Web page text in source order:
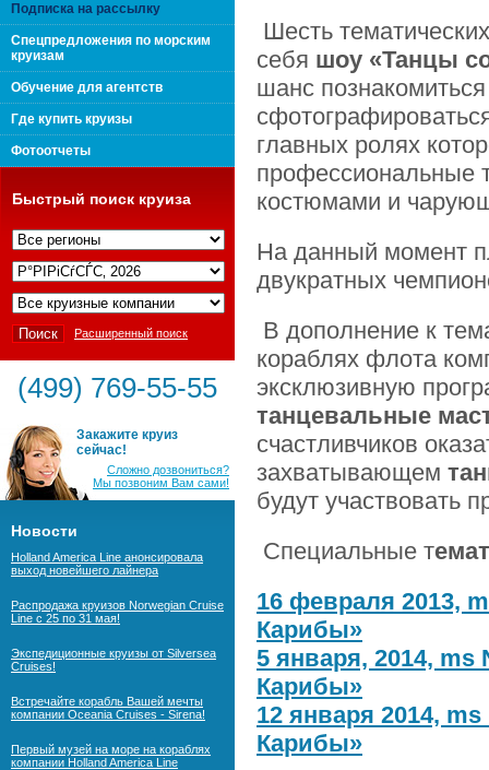
Интернешнл"
Подписка на рассылку
Спецпредложения по морским
круизам
Обучение для агентств
Где купить круизы
Фотоотчеты
Быстрый поиск круиза
Расширенный поиск
(499) 769-55-55
Закажите круиз
сейчас!
Сложно дозвониться?
Мы позвоним Вам сами!
Новости
Holland America Line анонсировала
выход новейшего лайнера
Распродажа круизов Norwegian Cruise
Line с 25 по 31 мая!
Экспедиционные круизы от Silversea
Cruises!
Встречайте корабль Вашей мечты
компании Oceania Cruises - Sirena!
Первый музей на море на кораблях
компании Holland America Line
Шесть
себя шоу «Танцы
шанс
главных ролях
профессиональные
костюмами и
На данный момент
двукратных
В дополнение к
кораблях флота
эксклюзивную
танцевальные
счастливчиков
захватывающем
будут участвовать
Специальные т
16 февраля 2013,
Карибы»
5 января, 2014,
Карибы»
12 января 2014,
Карибы»